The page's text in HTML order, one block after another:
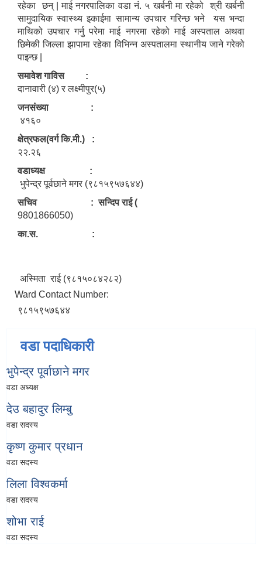
रहेका छन् | माई नगरपालिका वडा नं. ५ खर्बनी मा रहेको श्री खर्बनी
सामुदायिक स्वास्थ्य इकाईमा सामान्य उपचार गरिन्छ भने यस भन्दा
माथिको उपचार गर्नु परेमा माई नगरमा रहेको माई अस्पताल अथवा
छिमेकी जिल्ला झापामा रहेका विभिन्न अस्पतालमा स्थानीय जाने गरेको
पाइन्छ |
समावेश गाविस :
दानावारी (४) र लक्ष्मीपुर(५)
जनसंख्या :
४१६०
क्षेत्रफल(वर्ग कि.मी.) :
२२.२६
वडाध्यक्ष :
भुपेन्द्र पूर्वछाने मगर (९८१५९५७६४४)
सचिव : सन्दिप राई (
9801866050)
का.स. :
अस्मिता राई (९८१५०८४२८२)
Ward Contact Number:
९८१५९५७६४४
वडा पदाधिकारी
भुपेन्द्र पूर्वाछाने मगर
वडा अध्यक्ष
देउ बहादुर लिम्बु
वडा सदस्य
कृष्ण कुमार प्रधान
वडा सदस्य
लिला विश्वकर्मा
वडा सदस्य
शोभा राई
वडा सदस्य